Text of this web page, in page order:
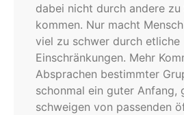
dabei nicht durch andere zu
kommen. Nur macht
viel zu schwer durch etliche
Einschränkungen. Mehr
Absprachen bestimmter
schonmal ein guter Anfang,
schweigen von passenden